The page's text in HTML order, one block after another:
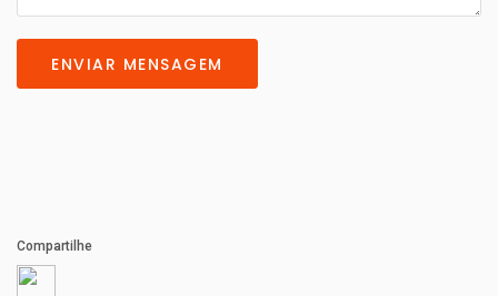
ENVIAR MENSAGEM
Compartilhe